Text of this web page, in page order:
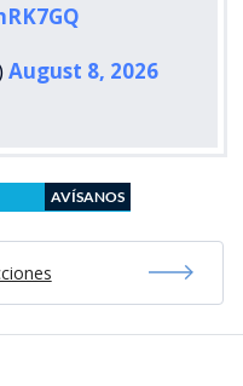
August 8, 2026
AVÍSANOS